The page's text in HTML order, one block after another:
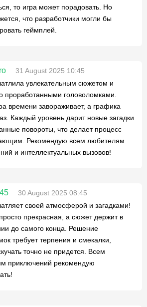
то игра может порадовать. Но
что разработчики могли бы
геймплей.
31 August 2025 10:45
увлекательным сюжетом и
проработанными головоломками.
времени завораживает, а графика
Каждый уровень дарит новые загадки
повороты, что делает процесс
Рекомендую всем любителям
и интеллектуальных вызовов!
30 August 2025 08:45
своей атмосферой и загадками!
прекрасная, а сюжет держит в
до самого конца. Решение
требует терпения и смекалки,
точно не придется. Всем
приключений рекомендую